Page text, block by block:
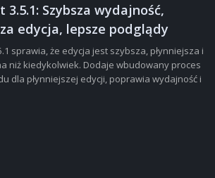
3.5.1: Szybsza wydajność,
edycja, lepsze podglądy
sprawia, że edycja jest szybsza, płynniejsza i
niż kiedykolwiek. Dodaje wbudowany proces
dla płynniejszej edycji, poprawia wydajność i